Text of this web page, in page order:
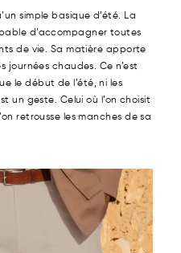
simple basique d’été. La
d’accompagner toutes
de vie. Sa matière apporte
journées chaudes. Ce n’est
le début de l’été, ni les
un geste. Celui où l’on choisit
retrousse les manches de sa